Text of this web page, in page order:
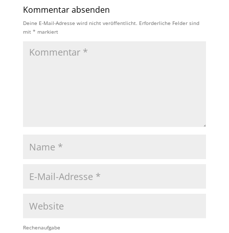
Kommentar absenden
Deine E-Mail-Adresse wird nicht veröffentlicht. Erforderliche Felder sind
mit * markiert
Rechenaufgabe